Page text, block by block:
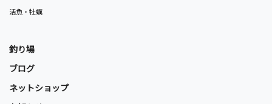
活魚・牡蠣
釣り場
ブログ
ネットショップ